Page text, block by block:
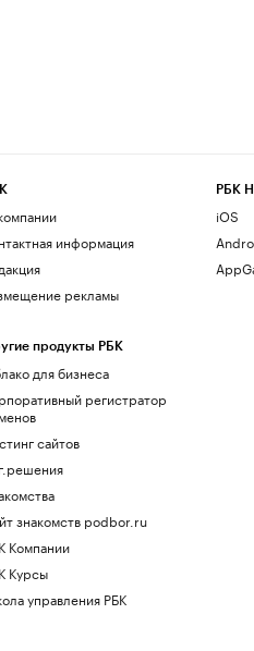
информация
рекламы
продукты РБК
для бизнеса
регистратор
сайтов
знакомств podbor.ru
Компании
Курсы
управления РБК
РБК
iOS